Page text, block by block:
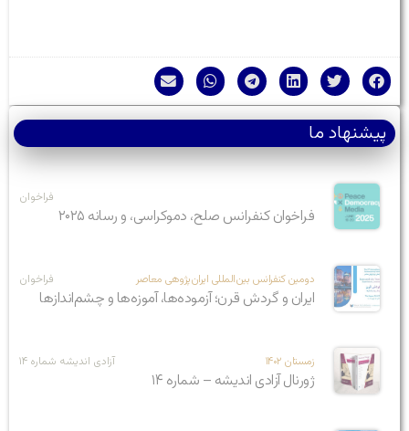
پیشنهاد ما
فراخوان
فراخوان کنفرانس صلح، دموکراسی، و رسانه ۲۰۲۵
دومین کنفرانس بین‌المللی ایران‌پژوهی معاصر فراخوان
ایران و گردش قرن؛ آزموده‌ها، آموزه‌ها و چشم‌اندازها
زمستان ۱۴۰۲ آزادی اندیشه شماره ۱۴
ژورنال آزادی اندیشه – شماره ۱۴